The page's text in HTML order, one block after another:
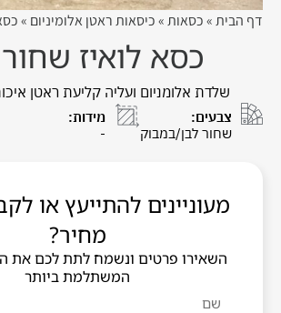
דף הבית»כסאות»כיסאות ראטן אלומיניום »
כסא לואיז
שלדת אלומניום ועליה קליעת ראטן
צבעים:
שחור לבן/במבוק
מידות:
-
מעוניינים להתייעץ או
מחיר?
השאירו פרטים ונשמח לתת לכם את
המשתלמת ביותר